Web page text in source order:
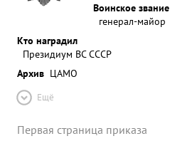
Воинское звание
генерал-майор
Кто наградил
Президиум ВС СССР
Архив ЦАМО
Ещё
Первая страница приказа